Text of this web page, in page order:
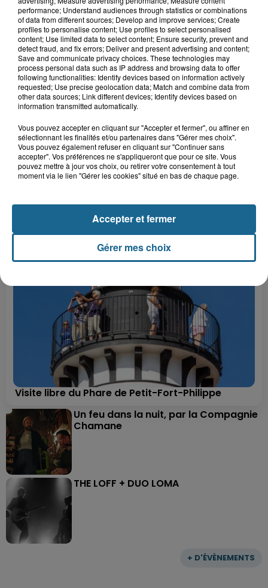
Gagnez vos entrées pour le parc
Bagatelle
Gagnez vos entrées pour Plopsaland
+ D'ÉVÈNEMENTS
Visite libre du Phare de Petit-Fort-Philippe
Un feu dans la nuit, par la Compagnie
Chamane
THE LOFF + DUO LOMA
performance; Understand audiences through statistics or combinations
of data from different sources; Develop and improve services; Create
profiles to personalise content; Use profiles to select personalised
content; Use limited data to select content; Ensure security, prevent and
detect fraud, and fix errors; Deliver and present advertising and content;
Save and communicate privacy choices. These technologies may
process personal data such as IP address and browsing data to offer
following functionalities: Identify devices based on information actively
requested; Use precise geolocation data; Match and combine data from
other data sources; Link different devices; Identify devices based on
information transmitted automatically.
Vous pouvez accepter en cliquant sur "Accepter et fermer", ou affiner en
sélectionnant les finalités et/ou partenaires dans "Gérer mes choix".
Vous pouvez également refuser en cliquant sur "Continuer sans
accepter". Vos préférences ne s'appliqueront que pour ce site. Vous
pouvez mettre à jour vos choix, ou retirer votre consentement à tout
moment via le lien "Gérer les cookies" situé en bas de chaque page.
Gérer mes choix
Accepter et fermer